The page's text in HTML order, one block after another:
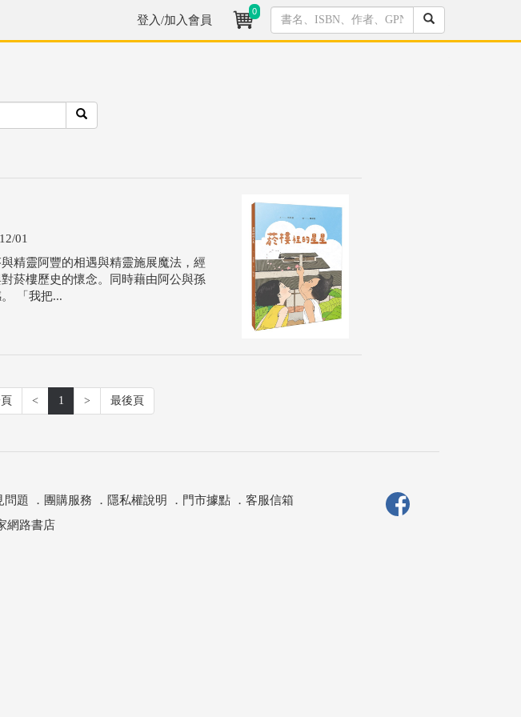
登入/加入會員
0
01
精靈阿豐的相遇與精靈施展魔法，經
菸樓歷史的懷念。同時藉由阿公與孫
「我把...
< 1 > 最後頁
問題 ． 團購服務 ． 隱私權說明 ． 門市據點． 客服信箱
網路書店